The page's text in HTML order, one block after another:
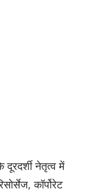
नेतृत्व में
कॉर्पोरेट